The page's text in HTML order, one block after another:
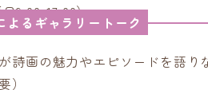
9:00-17:00）
よるギャラリートーク
詩画の魅力やエピソードを語り
）